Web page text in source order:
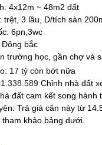
4x12m ~ 48m2 đất
trệt, 3 lầu, D/tích sàn
6pn,3wc
bắc
trường học, gần chợ và
17 tỷ còn bớt nữa
Chỉnh nhà đất
đất cam kết song hành
Trả giá căn này từ
tham khảo bảng dưới.